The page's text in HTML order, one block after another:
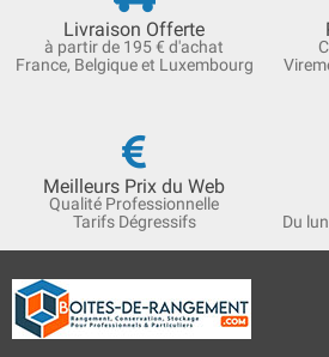
Livraison Offerte
à partir de 195 € d'achat
France, Belgique et Luxembourg
Meilleurs Prix du Web
Qualité Professionnelle
Tarifs Dégressifs
Du